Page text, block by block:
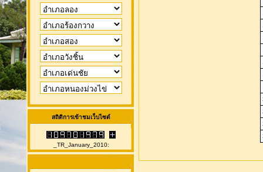
สถิติการเข้าชมเว็บไซต์
_TR_January_2010: